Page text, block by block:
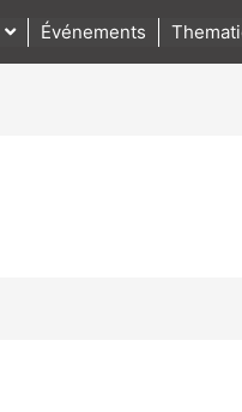
Événements